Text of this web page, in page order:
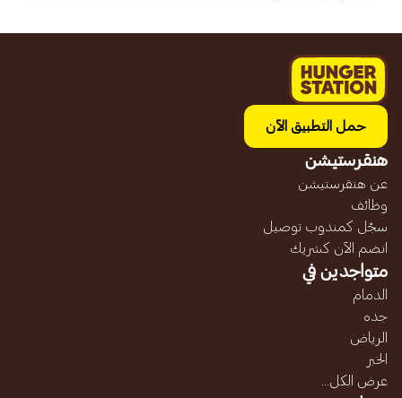
حمل التطبيق الآن
هنقرستيشن
عن هنقرستيشن
وظائف
سجّل كمندوب توصيل
انضم الآن كشريك
متواجدين في
الدمام
جده
الرياض
الخبر
عرض الكل...